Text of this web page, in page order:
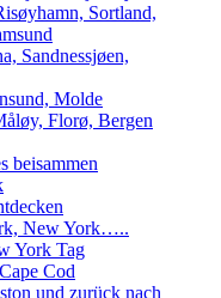
Sortland,
Sandnessjøen,
Molde
Florø, Bergen
beisammen
New York…..
York Tag
Cod
und zurück nach